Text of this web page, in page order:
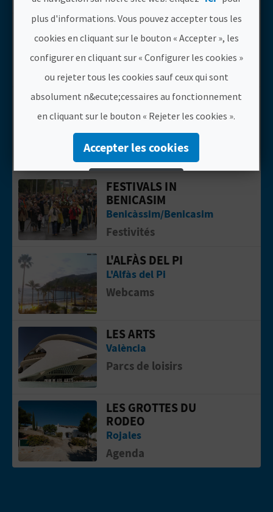
Aller &agrave; la pageAlicante Puerto
ALICANTE PUERTO
Alacant/Alicante
Webcams
Aller &agrave; la pageAlignement
ALIGNEMENT SOLAIRE
À LA VALL DE
GALLINERA
La Vall de Gallinera
Agenda
Aller &agrave; la pageFestivals in
FESTIVALS IN
BENICASIM
Benicàssim/Benicasim
Festivités
Aller &agrave; la pageL'Alfàs del Pi
L'ALFÀS DEL PI
L'Alfàs del Pi
Webcams
Aller &agrave; la pageLes Arts
LES ARTS
València
Parcs de loisirs
Aller &agrave; la pageLes Grottes du
LES GROTTES DU
RODEO
Rojales
Agenda
plus d'informations. Vous pouvez accepter tous les
cookies en cliquant sur le bouton « Accepter », les
configurer en cliquant sur « Configurer les cookies »
ou rejeter tous les cookies sauf ceux qui sont
absolument n&ecute;cessaires au fonctionnement
en cliquant sur le bouton « Rejeter les cookies ».
Accepter les cookies
Rejeter les cookies
Configurer les cookies
Plus d´informations